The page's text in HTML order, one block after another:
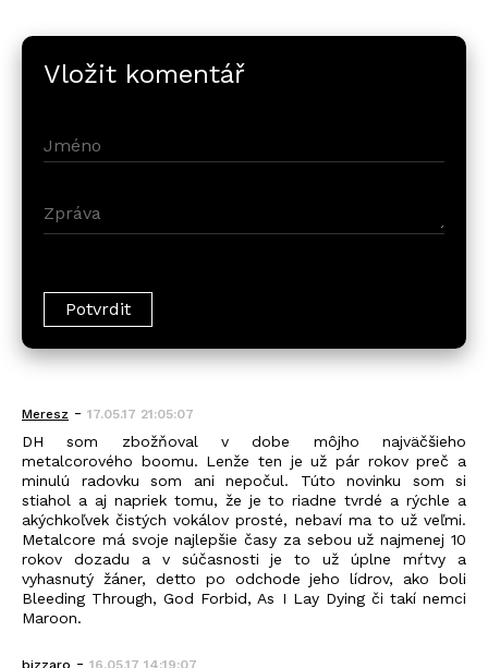
Vložit komentář
Meresz - 17.05.17 21:05:07
DH som zbožňoval v dobe môjho najväčšieho
metalcorového boomu. Lenže ten je už pár rokov preč a
minulú radovku som ani nepočul. Túto novinku som si
stiahol a aj napriek tomu, že je to riadne tvrdé a rýchle a
akýchkoľvek čistých vokálov prosté, nebaví ma to už veľmi.
Metalcore má svoje najlepšie časy za sebou už najmenej 10
rokov dozadu a v súčasnosti je to už úplne mŕtvy a
vyhasnutý žáner, detto po odchode jeho lídrov, ako boli
Bleeding Through, God Forbid, As I Lay Dying či takí nemci
Maroon.
-